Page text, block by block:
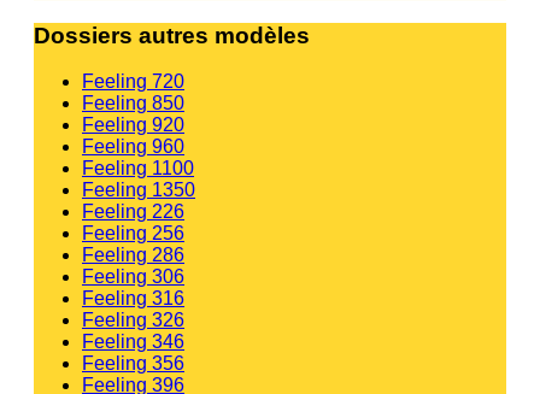
Dossiers autres modèles
Feeling 720
Feeling 850
Feeling 920
Feeling 960
Feeling 1100
Feeling 1350
Feeling 226
Feeling 256
Feeling 286
Feeling 306
Feeling 316
Feeling 326
Feeling 346
Feeling 356
Feeling 396